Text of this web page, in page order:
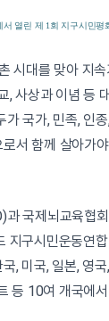
열린 제 1회 지구시민평
시대를 맞아 지
, 사상과 이념 등
가 국가, 민족, 인
서 함께 살아가
과 국제뇌교육협
지구시민운동연
, 미국, 일본, 영
등 10여 개국에